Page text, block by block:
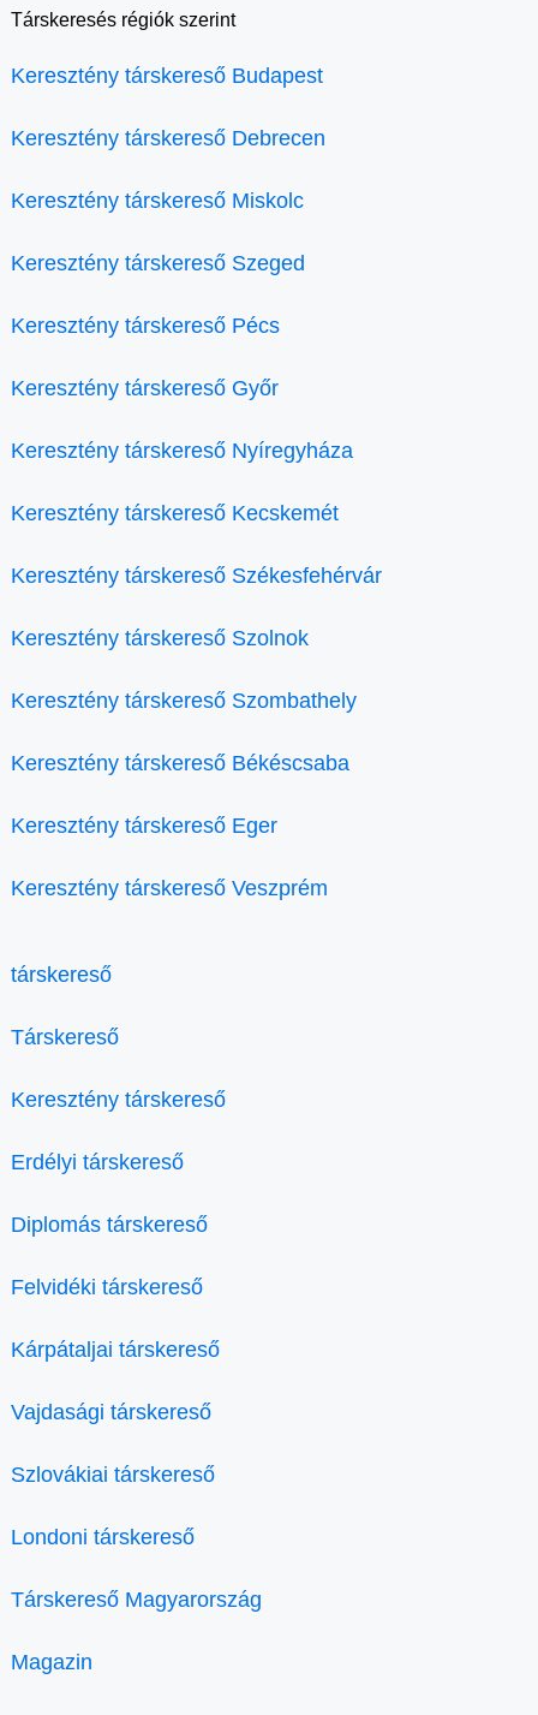
Társkeresés régiók szerint
Keresztény társkereső Budapest
Keresztény társkereső Debrecen
Keresztény társkereső Miskolc
Keresztény társkereső Szeged
Keresztény társkereső Pécs
Keresztény társkereső Győr
Keresztény társkereső Nyíregyháza
Keresztény társkereső Kecskemét
Keresztény társkereső Székesfehérvár
Keresztény társkereső Szolnok
Keresztény társkereső Szombathely
Keresztény társkereső Békéscsaba
Keresztény társkereső Eger
Keresztény társkereső Veszprém
társkereső
Társkereső
Keresztény társkereső
Erdélyi társkereső
Diplomás társkereső
Felvidéki társkereső
Kárpátaljai társkereső
Vajdasági társkereső
Szlovákiai társkereső
Londoni társkereső
Társkereső Magyarország
Magazin